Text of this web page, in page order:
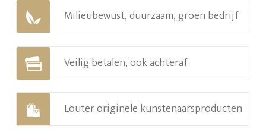
Milieubewust, duurzaam, groen bedrijf
Veilig betalen, ook achteraf
Louter originele kunstenaarsproducten